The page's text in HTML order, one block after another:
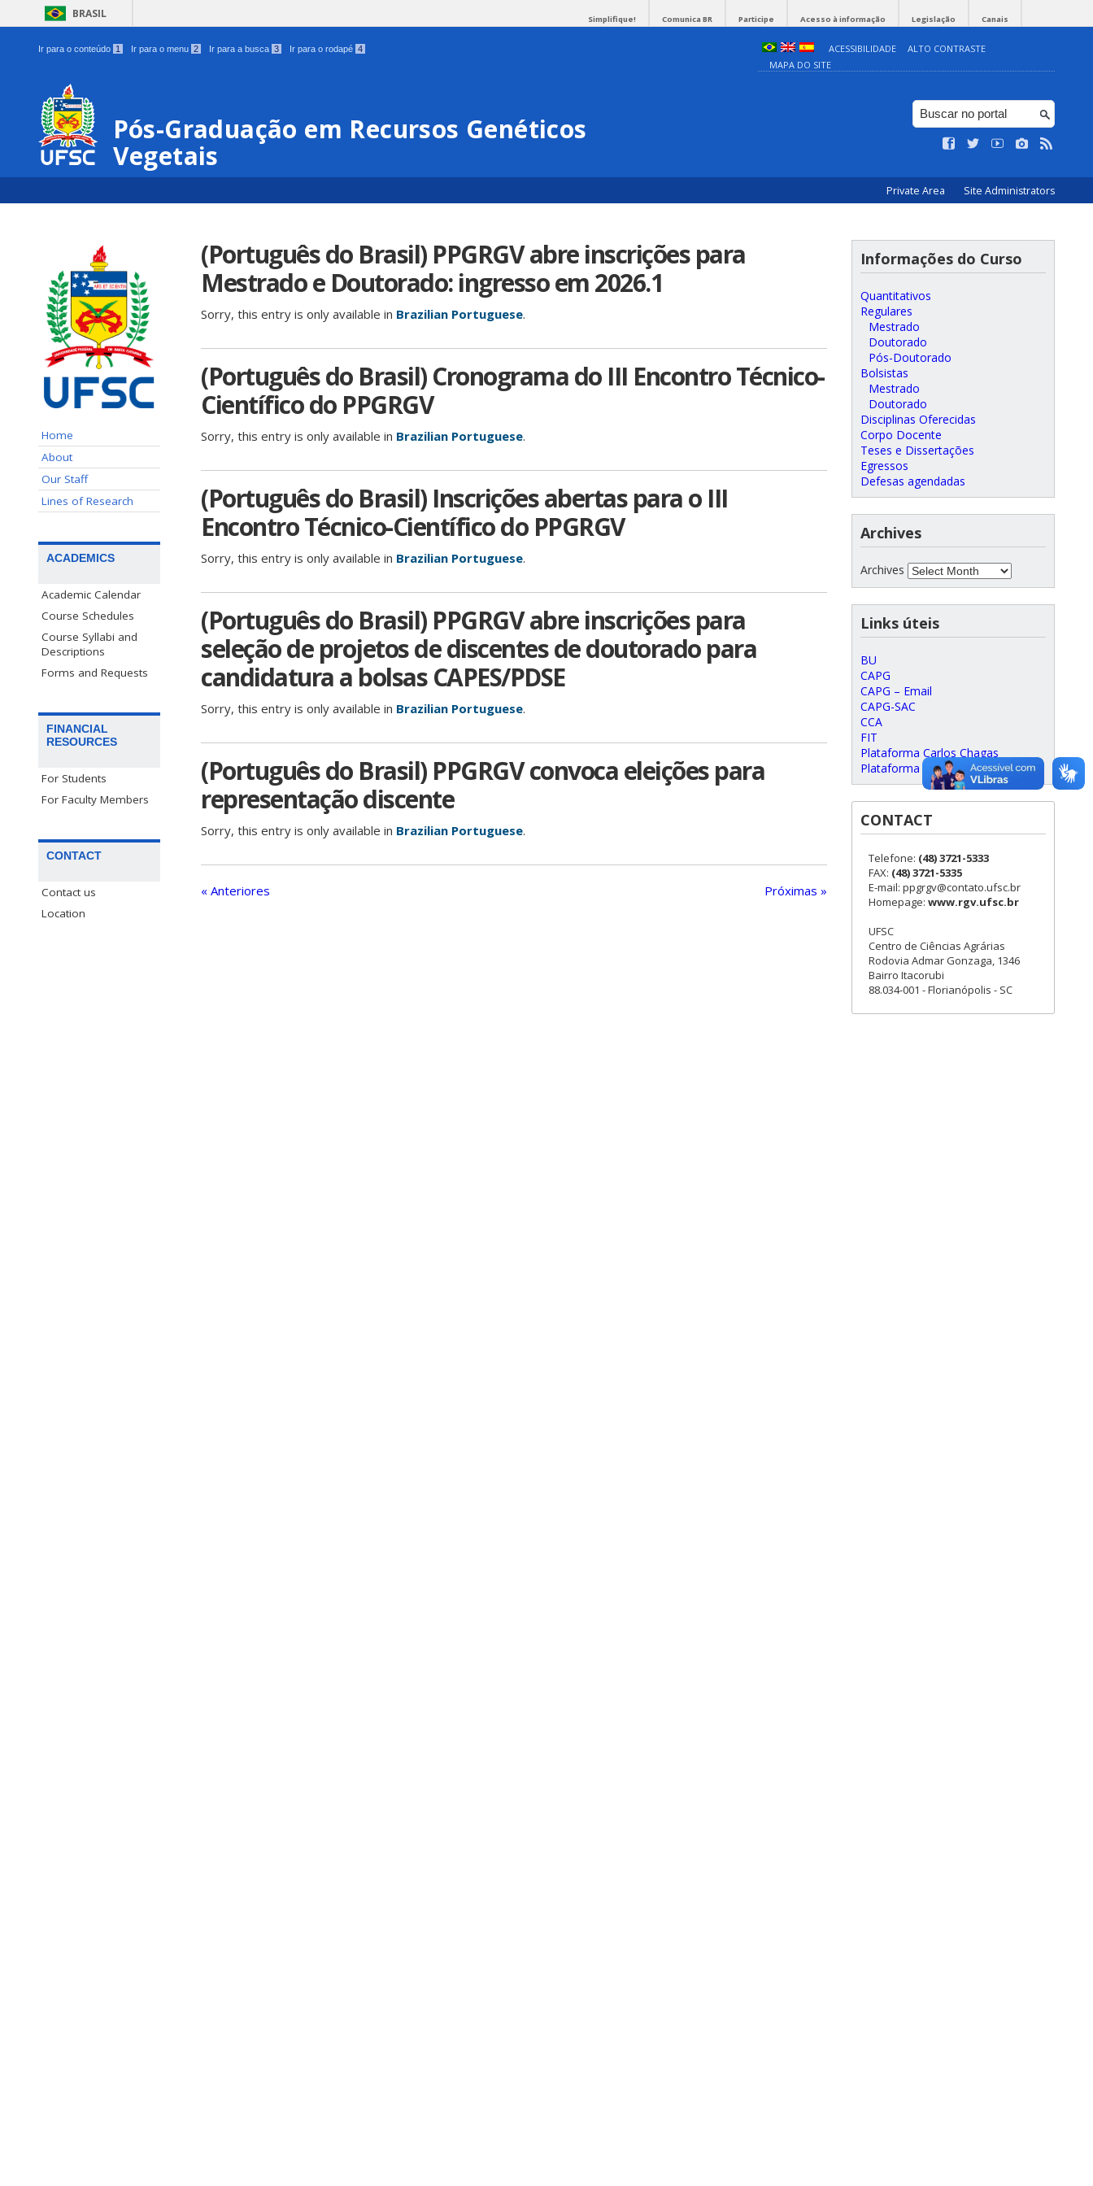
BRASIL Simplifique! Comunica BR Participe Acesso à informação Legislação Canais
Ir para o conteúdo 1 Ir para o menu 2 Ir para a busca 3 Ir para o rodapé 4 ACESSIBILIDADE
ALTO CONTRASTE
MAPA DO SITE
Pós-Graduação em Recursos Genéticos
Vegetais
Private Area Site Administrators
Home
About
Our Staff
Lines of Research
ACADEMICS
Academic Calendar
Course Schedules
Course Syllabi and
Descriptions
Forms and Requests
FINANCIAL
RESOURCES
For Students
For Faculty Members
CONTACT
Contact us
Location
(Português do Brasil) PPGRGV abre inscrições para
Mestrado e Doutorado: ingresso em 2026.1
Sorry, this entry is only available in Brazilian Portuguese.
(Português do Brasil) Cronograma do III Encontro Técnico-
Científico do PPGRGV
Sorry, this entry is only available in Brazilian Portuguese.
(Português do Brasil) Inscrições abertas para o III
Encontro Técnico-Científico do PPGRGV
Sorry, this entry is only available in Brazilian Portuguese.
(Português do Brasil) PPGRGV abre inscrições para
seleção de projetos de discentes de doutorado para
candidatura a bolsas CAPES/PDSE
Sorry, this entry is only available in Brazilian Portuguese.
(Português do Brasil) PPGRGV convoca eleições para
representação discente
Sorry, this entry is only available in Brazilian Portuguese.
« Anteriores Próximas »
Informações do Curso
Quantitativos
Regulares
Mestrado
Doutorado
Pós-Doutorado
Bolsistas
Mestrado
Doutorado
Disciplinas Oferecidas
Corpo Docente
Teses e Dissertações
Egressos
Defesas agendadas
Archives
Archives
Links úteis
BU
CAPG
CAPG – Email
CAPG-SAC
CCA
FIT
Plataforma Carlos Chagas
Plataforma SUCUPIRA
CONTACT
Telefone: (48) 3721-5333
FAX: (48) 3721-5335
E-mail: ppgrgv@contato.ufsc.br
Homepage: www.rgv.ufsc.br
UFSC
Centro de Ciências Agrárias
Rodovia Admar Gonzaga, 1346
Bairro Itacorubi
88.034-001 - Florianópolis - SC